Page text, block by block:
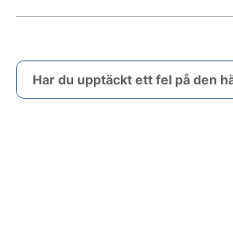
Har du upptäckt ett fel på den